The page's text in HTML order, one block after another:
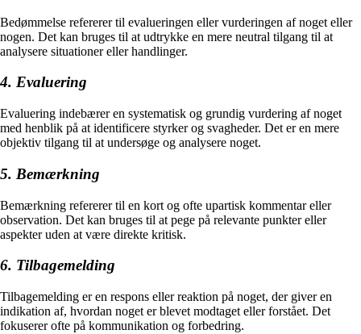
Bedømmelse refererer til evalueringen eller vurderingen af noget eller
nogen. Det kan bruges til at udtrykke en mere neutral tilgang til at
analysere situationer eller handlinger.
4. Evaluering
Evaluering indebærer en systematisk og grundig vurdering af noget
med henblik på at identificere styrker og svagheder. Det er en mere
objektiv tilgang til at undersøge og analysere noget.
5. Bemærkning
Bemærkning refererer til en kort og ofte upartisk kommentar eller
observation. Det kan bruges til at pege på relevante punkter eller
aspekter uden at være direkte kritisk.
6. Tilbagemelding
Tilbagemelding er en respons eller reaktion på noget, der giver en
indikation af, hvordan noget er blevet modtaget eller forstået. Det
fokuserer ofte på kommunikation og forbedring.